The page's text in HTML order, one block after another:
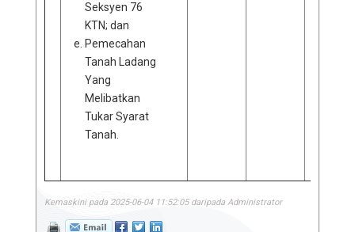
Seksyen 76
KTN; dan
Pemecahan
Tanah Ladang
Yang
Melibatkan
Tukar Syarat
Tanah.
Kemaskini pada 2025-06-04 11:52:05 daripada Administrator